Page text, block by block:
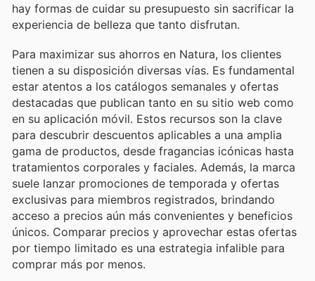
hay formas de cuidar su presupuesto sin sacrificar la
experiencia de belleza que tanto disfrutan.
Para maximizar sus ahorros en Natura, los clientes
tienen a su disposición diversas vías. Es fundamental
estar atentos a los catálogos semanales y ofertas
destacadas que publican tanto en su sitio web como
en su aplicación móvil. Estos recursos son la clave
para descubrir descuentos aplicables a una amplia
gama de productos, desde fragancias icónicas hasta
tratamientos corporales y faciales. Además, la marca
suele lanzar promociones de temporada y ofertas
exclusivas para miembros registrados, brindando
acceso a precios aún más convenientes y beneficios
únicos. Comparar precios y aprovechar estas ofertas
por tiempo limitado es una estrategia infalible para
comprar más por menos.